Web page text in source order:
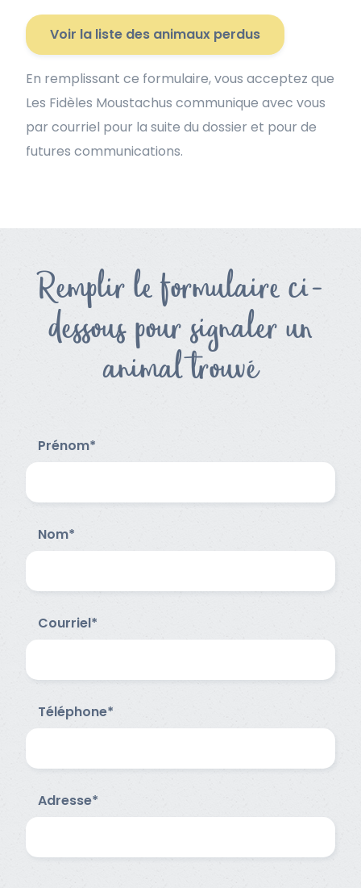
Voir la liste des animaux perdus
En remplissant ce formulaire, vous acceptez que
Les Fidèles Moustachus communique avec vous
par courriel pour la suite du dossier et pour de
futures communications.
Remplir le formulaire ci-
dessous pour signaler un
animal trouvé
Prénom*
Nom*
Courriel*
Téléphone*
Adresse*